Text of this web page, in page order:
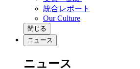
統合レポート
Our Culture
閉じる
ニュース
ニュース